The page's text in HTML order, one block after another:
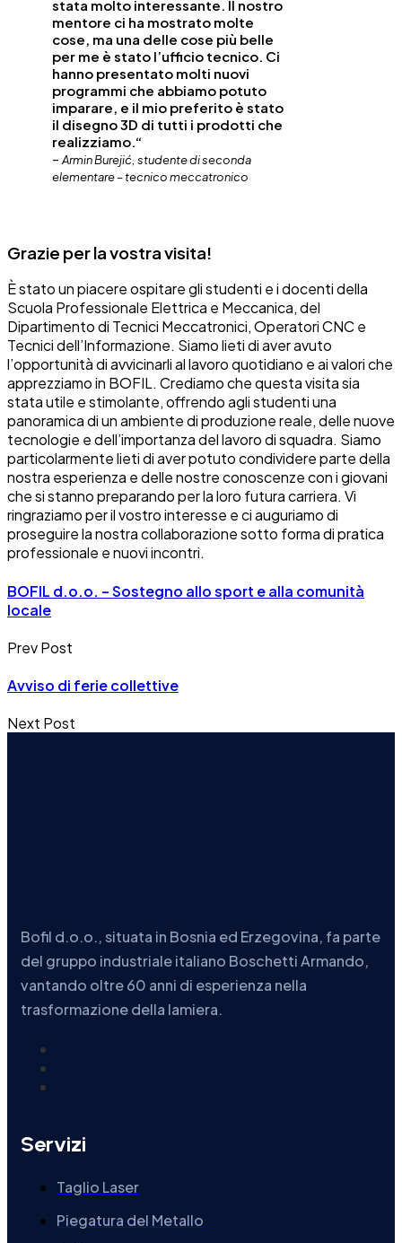
stata molto interessante. Il nostro
mentore ci ha mostrato molte
cose, ma una delle cose più belle
per me è stato l’ufficio tecnico. Ci
hanno presentato molti nuovi
programmi che abbiamo potuto
imparare, e il mio preferito è stato
il disegno 3D di tutti i prodotti che
realizziamo.“
– Armin Burejić, studente di seconda
elementare – tecnico meccatronico
Grazie per la vostra visita!
È stato un piacere ospitare gli studenti e i docenti della
Scuola Professionale Elettrica e Meccanica, del
Dipartimento di Tecnici Meccatronici, Operatori CNC e
Tecnici dell’Informazione. Siamo lieti di aver avuto
l’opportunità di avvicinarli al lavoro quotidiano e ai valori che
apprezziamo in BOFIL. Crediamo che questa visita sia
stata utile e stimolante, offrendo agli studenti una
panoramica di un ambiente di produzione reale, delle nuove
tecnologie e dell’importanza del lavoro di squadra. Siamo
particolarmente lieti di aver potuto condividere parte della
nostra esperienza e delle nostre conoscenze con i giovani
che si stanno preparando per la loro futura carriera. Vi
ringraziamo per il vostro interesse e ci auguriamo di
proseguire la nostra collaborazione sotto forma di pratica
professionale e nuovi incontri.
BOFIL d.o.o. – Sostegno allo sport e alla comunità
locale
Prev Post
Avviso di ferie collettive
Next Post
Bofil d.o.o., situata in Bosnia ed Erzegovina, fa parte
del gruppo industriale italiano Boschetti Armando,
vantando oltre 60 anni di esperienza nella
trasformazione della lamiera.
Servizi
Taglio Laser
Piegatura del Metallo